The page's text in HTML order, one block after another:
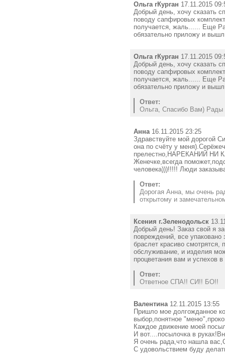
Ольга гКурган 17.11.2015
Добрый день, хочу сказать
поводу сапфировых
получается, жаль...... Еще
обязательно приложу и
Ольга гКурган 17.11.2015
Добрый день, хочу сказать
поводу сапфировых
получается, жаль...... Еще
обязательно приложу и
Ответ:
Ольга, Спасибо Вам) Рады
Анна16.11.2015 23:25
Здравствуйте мой дорогой
она по счёту у
прелестно,НАРЕКАНИЙ НИ
Женечке,всегда
человека)))!!!!! Люди
Ответ:
Дорогая Анна, мы очень
открытому и
Ксения г.Зеленодольск
Добрый день! Заказ свой я
повреждений, все
браслет красиво
обслуживание, и изделия
процветания вам и успехов
Ответ:
Ответное СПА!! СИ!! БО!!
Валентина12.11.2015 13:55
Пришло мое долгожданное
выбор,понятное
Каждое движение моей
И вот....посылочка в
Я очень рада,что нашла
С удовольствием буду